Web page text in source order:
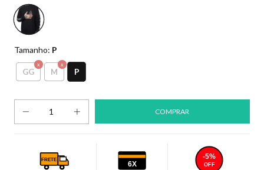
Tamanho: P
GG M P
FRETE
6X
-5%
OFF